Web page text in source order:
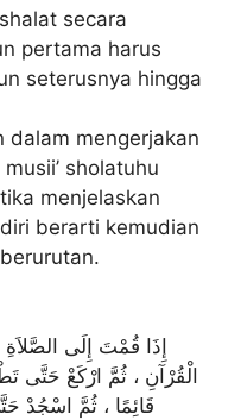
secara
pertama harus
seterusnya hingga
dalam mengerjakan
sholatuhu
menjelaskan
berarti kemudian
إِذَا قُمْتَ إِلَى
الْقُرْآنِ ، ثُمَّ ارْكَعْ حَتَّى
قَائِمًا ، ثُمَّ اسْجُدْ